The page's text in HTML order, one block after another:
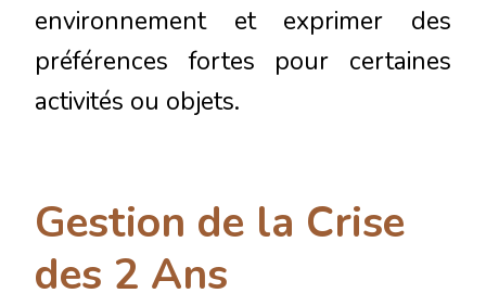
environnement et exprimer des
préférences fortes pour certaines
activités ou objets.
Gestion de la Crise
des 2 Ans